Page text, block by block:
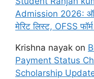
Admission 2026:
मेरिट लिस्ट, OFSS
Krishna nayak on
Payment Status
Scholarship